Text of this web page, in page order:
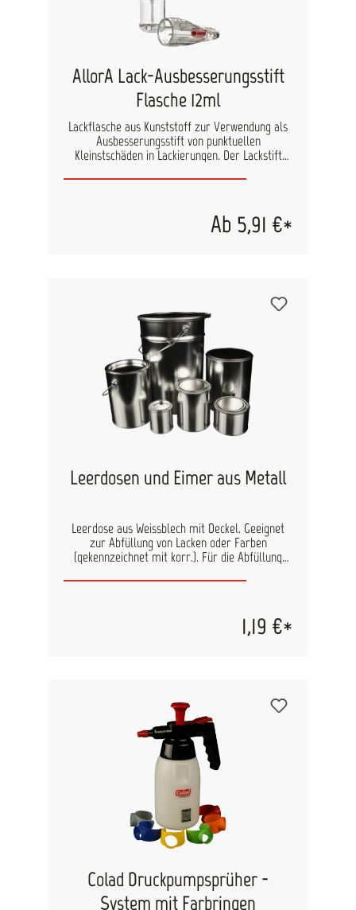
AllorA Lack-Ausbesserungsstift
Flasche 12ml
Lackflasche aus Kunststoff zur Verwendung als
Ausbesserungsstift von punktuellen
Kleinstschäden in Lackierungen. Der Lackstift
durch die Nadelpitze punktuell aufgetragen
gestrichen werden. Vor der Anwendung sollte die
befüllte Flasche gründlich geschüttelt werden,
Ab 5,91 €*
Leerdosen und Eimer aus Metall
Leerdose aus Weissblech mit Deckel. Geeignet
zur Abfüllung von Lacken oder Farben
(gekennzeichnet mit korr.). Für die Abfüllung
korrosionsgeschützen Dosen verwendet werden.
korr. 1 L - korr. 2,5 L - korr. 3,5 L - blank 5 L -
1,19 €*
Colad Druckpumpsprüher -
System mit Farbringen